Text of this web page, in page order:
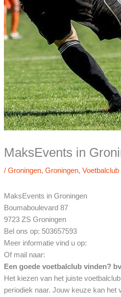
MaksEvents in
/Groningen,Groningen,Voetbalclub
MaksEvents in Groningen
Boumaboulevard 87
9723 ZS Groningen
Bel ons op: 503657593
Meer informatie vind u op:
Of mail naar:
Een goede voetbalclub vinden?
Het kiezen van het juiste
periodiek naar. Jouw keuze kan